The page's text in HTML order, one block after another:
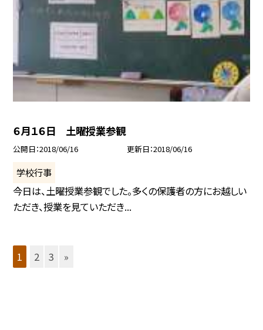
６月１６日 土曜授業参観
公開日 2018/06/16 更新日 2018/06/16
学校行事
今日は、土曜授業参観でした。多くの保護者の方にお越しい
ただき、授業を見ていただき...
1 2 3 »